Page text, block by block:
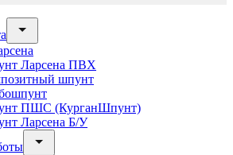
Ларсена ПВХ
шпунт
ПШС (КурганШпунт)
Ларсена Б/У